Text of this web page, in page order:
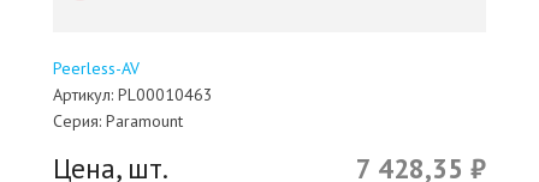
Peerless-AV
Артикул: PL00010463
Серия: Paramount
Цена, шт. 7 428,35 ₽